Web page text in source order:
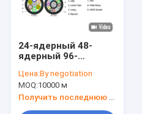
24-ядерный 48-
ядерный 96-
воздушный кабель
или мини-
волоконный кабель
Цена:By negotiation
MOQ:10000 м